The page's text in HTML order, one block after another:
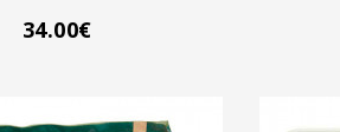
34.00€